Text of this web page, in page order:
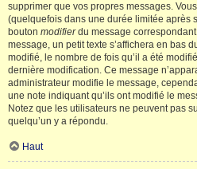
supprimer que vos propres messages.
(quelquefois dans une durée limitée après
bouton modifierdu message
message, un petit texte s’affichera en bas
modifié, le nombre de fois qu’il a été
dernière modification. Ce message
administrateur modifie le message,
une note indiquant qu’ils ont modifié le
Notez que les utilisateurs ne peuvent pas
quelqu’un y a répondu.
Haut